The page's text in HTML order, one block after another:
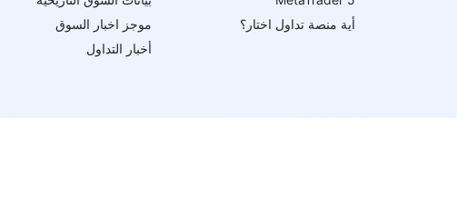
أية منصة تداول اختار؟
موجز اخبار السوق
أخبار التداول